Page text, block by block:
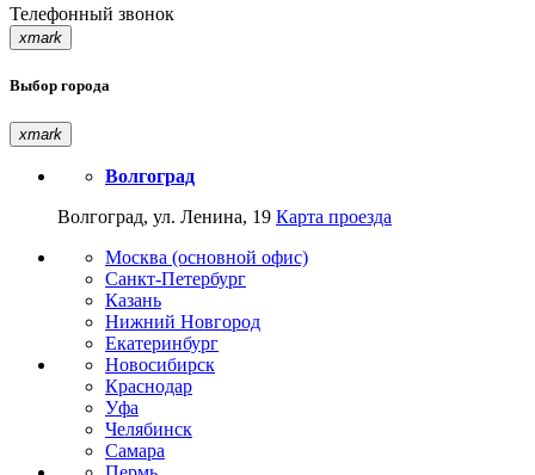
Телефонный звонок
xmark
Выбор города
xmark
Волгоград
Волгоград, ул. Ленина, 19 Карта проезда
Москва (основной офис)
Санкт-Петербург
Казань
Нижний Новгород
Екатеринбург
Новосибирск
Краснодар
Уфа
Челябинск
Самара